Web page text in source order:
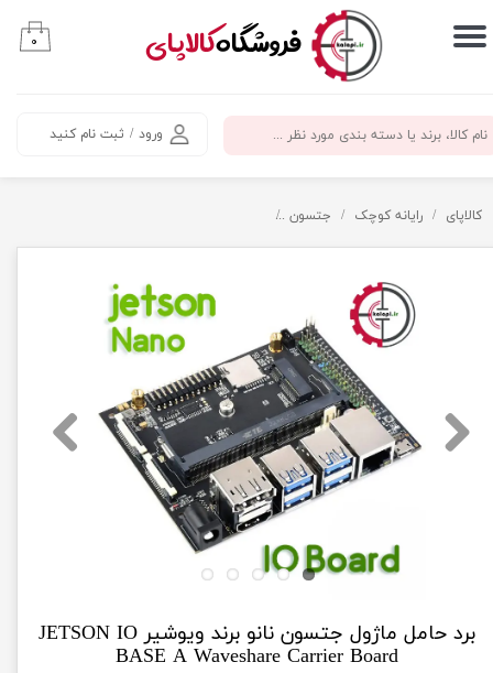
​فروشگاهکالاپای
ورود / ثبت نام کنید
حساب کاربری من
سفارشات
۰
کالاپای رایانه کوچک جتسون
برد حامل ماژول جتسون نانو برند ویوشیر JETSON IO
BASE A Waveshare Carrier Board